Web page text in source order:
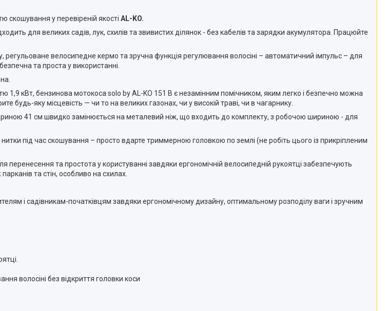
скошування у перевіреній якості AL-KO.
для великих садів, лук, схилів та звивистих ділянок - без кабелів та зарядки акумулятора. Працюйте
регульоване велосипедне кермо та зручна функція регулювання волосіні – автоматичний імпульс – для
та проста у використанні.
1,9 кВт, бензинова мотокоса solo by AL-KO 151 В є незамінним помічником, яким легко і безпечно можна
будь-яку місцевість — чи то на великих газонах, чи у високій траві, чи в чагарнику.
41 см швидко замінюється на металевий ніж, що входить до комплекту, з робочою шириною - для
під час скошування – просто вдарте триммерною головкою по землі (не робіть цього із прикріпленим
перенесення та простота у користуванні завдяки ергономічній велосипедній рукоятці забезпечують
та стін, особливо на схилах.
і садівникам-початківцям завдяки ергономічному дизайну, оптимальному розподілу ваги і зручним
волосіні без відкриття головки коси